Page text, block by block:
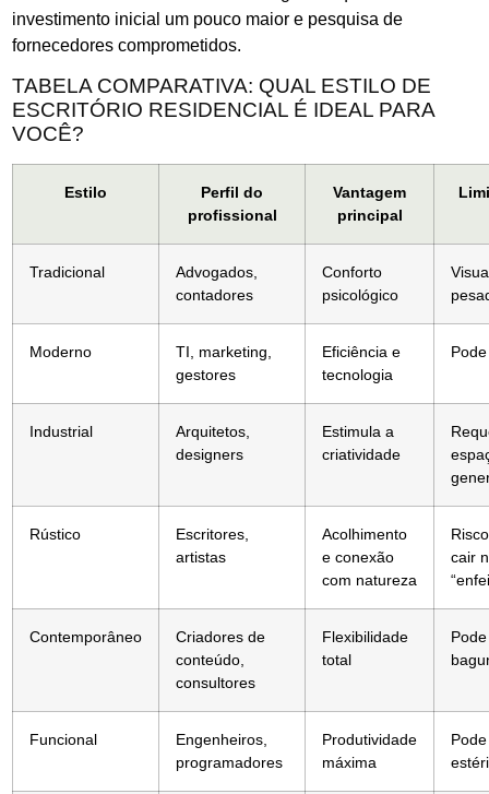
investimento inicial um pouco maior e pesquisa de
fornecedores comprometidos.
TABELA COMPARATIVA: QUAL ESTILO DE
ESCRITÓRIO RESIDENCIAL É IDEAL PARA
VOCÊ?
Estilo
Perfil do
profissional
Vantagem
principal
Tradicional
Advogados,
contadores
Conforto
psicológico
Moderno
TI, marketing,
gestores
Eficiência e
tecnologia
Industrial
Arquitetos,
designers
Estimula a
criatividade
Rústico
Escritores,
artistas
Acolhimento
e conexão
com natureza
cair
Contemporâneo
Criadores de
conteúdo,
consultores
Flexibilidade
total
Funcional
Engenheiros,
programadores
Produtividade
máxima